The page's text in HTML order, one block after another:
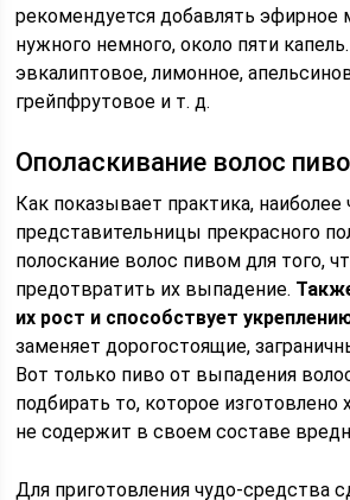
рекомендуется добавлять эфирное
нужного немного, около пяти
эвкалиптовое, лимонное,
грейпфрутовое и т. д.
Ополаскивание волос
Как показывает практика, наиболее
представительницы прекрасного
полоскание волос пивом для того,
предотвратить их выпадение.
их рост и способствует
заменяет дорогостоящие,
Вот только пиво от выпадения
подбирать то, которое
не содержит в своем составе
Для приготовления чудо-средства